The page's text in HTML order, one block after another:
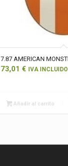
7.87 AMERICAN
73,01€ IVA INCLUIDO
Añadir al carrito